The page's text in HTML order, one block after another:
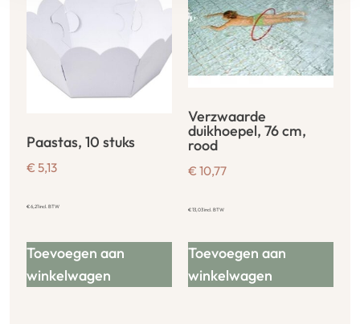
Paastas, 10 stuks
€ 5,13
€6,21incl. BTW
Toevoegen aan
winkelwagen
Verzwaarde
duikhoepel, 76 cm,
rood
€ 10,77
€13,03incl. BTW
Toevoegen aan
winkelwagen